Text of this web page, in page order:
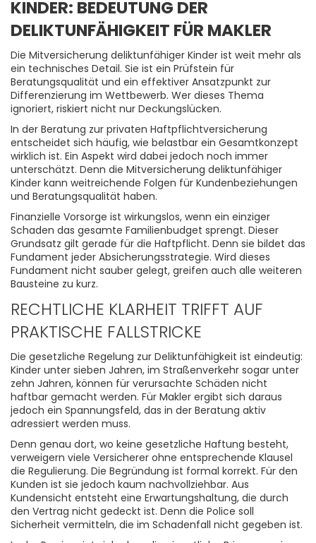
KINDER: BEDEUTUNG DER
DELIKTUNFÄHIGKEIT FÜR MAKLER
Die Mitversicherung deliktunfähiger Kinder ist weit mehr als
ein technisches Detail. Sie ist ein Prüfstein für
Beratungsqualität und ein effektiver Ansatzpunkt zur
Differenzierung im Wettbewerb. Wer dieses Thema
ignoriert, riskiert nicht nur Deckungslücken.
In der Beratung zur privaten Haftpflichtversicherung
entscheidet sich häufig, wie belastbar ein Gesamtkonzept
wirklich ist. Ein Aspekt wird dabei jedoch noch immer
unterschätzt. Denn die Mitversicherung deliktunfähiger
Kinder kann weitreichende Folgen für Kundenbeziehungen
und Beratungsqualität haben.
Finanzielle Vorsorge ist wirkungslos, wenn ein einziger
Schaden das gesamte Familienbudget sprengt. Dieser
Grundsatz gilt gerade für die Haftpflicht. Denn sie bildet das
Fundament jeder Absicherungsstrategie. Wird dieses
Fundament nicht sauber gelegt, greifen auch alle weiteren
Bausteine zu kurz.
RECHTLICHE KLARHEIT TRIFFT AUF
PRAKTISCHE FALLSTRICKE
Die gesetzliche Regelung zur Deliktunfähigkeit ist eindeutig:
Kinder unter sieben Jahren, im Straßenverkehr sogar unter
zehn Jahren, können für verursachte Schäden nicht
haftbar gemacht werden. Für Makler ergibt sich daraus
jedoch ein Spannungsfeld, das in der Beratung aktiv
adressiert werden muss.
Denn genau dort, wo keine gesetzliche Haftung besteht,
verweigern viele Versicherer ohne entsprechende Klausel
die Regulierung. Die Begründung ist formal korrekt. Für den
Kunden ist sie jedoch kaum nachvollziehbar. Aus
Kundensicht entsteht eine Erwartungshaltung, die durch
den Vertrag nicht gedeckt ist. Denn die Police soll
Sicherheit vermitteln, die im Schadenfall nicht gegeben ist.